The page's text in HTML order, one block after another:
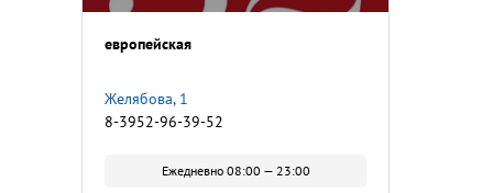
европейская
Желябова, 1
8-3952-96-39-52
Ежедневно 08:00 — 23:00